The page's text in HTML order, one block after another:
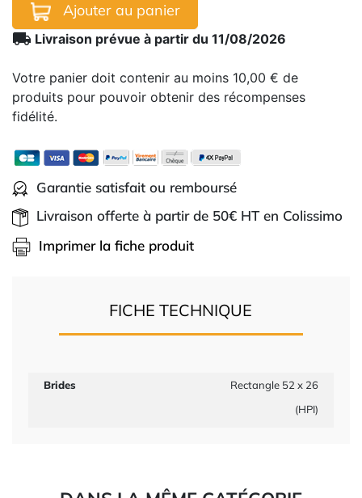
Ajouter au panier
local_shipping Livraison prévue à partir du 11/08/2026
Votre panier doit contenir au moins 10,00 € de
produits pour pouvoir obtenir des récompenses
fidélité.
Garantie satisfait ou remboursé
Livraison offerte à partir de 50€ HT en Colissimo
Imprimer la fiche produit
FICHE TECHNIQUE
Brides
Rectangle 52 x 26
(HPI)